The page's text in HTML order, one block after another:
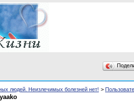
людей. Неизлечимых болезней нет! >